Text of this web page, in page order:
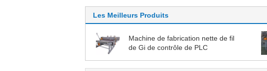
Les Meilleurs Produits
Machine de fabrication nette de fil
de Gi de contrôle de PLC